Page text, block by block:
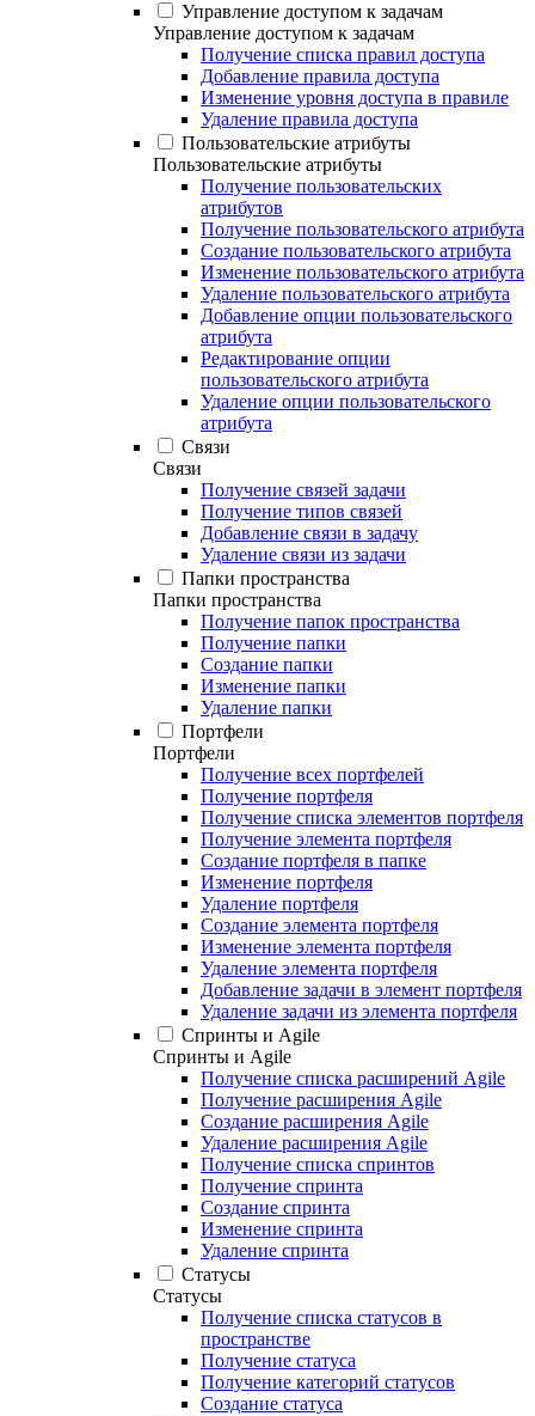
Управление доступом к задачам
Управление доступом к задачам
Получение списка правил доступа
Добавление правила доступа
Изменение уровня доступа в правиле
Удаление правила доступа
Пользовательские атрибуты
Пользовательские атрибуты
Получение пользовательских
атрибутов
Получение пользовательского атрибута
Создание пользовательского атрибута
Изменение пользовательского атрибута
Удаление пользовательского атрибута
Добавление опции пользовательского
атрибута
Редактирование опции
пользовательского атрибута
Удаление опции пользовательского
атрибута
Связи
Связи
Получение связей задачи
Получение типов связей
Добавление связи в задачу
Удаление связи из задачи
Папки пространства
Папки пространства
Получение папок пространства
Получение папки
Создание папки
Изменение папки
Удаление папки
Портфели
Портфели
Получение всех портфелей
Получение портфеля
Получение списка элементов портфеля
Получение элемента портфеля
Создание портфеля в папке
Изменение портфеля
Удаление портфеля
Создание элемента портфеля
Изменение элемента портфеля
Удаление элемента портфеля
Добавление задачи в элемент портфеля
Удаление задачи из элемента портфеля
Спринты и Agile
Спринты и Agile
Получение списка расширений Agile
Получение расширения Agile
Создание расширения Agile
Удаление расширения Agile
Получение списка спринтов
Получение спринта
Создание спринта
Изменение спринта
Удаление спринта
Статусы
Статусы
Получение списка статусов в
пространстве
Получение статуса
Получение категорий статусов
Создание статуса